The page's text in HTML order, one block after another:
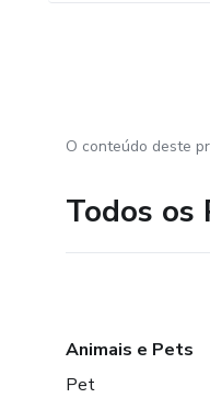
O conteúdo deste
Todos os
Animais e Pets
Pet